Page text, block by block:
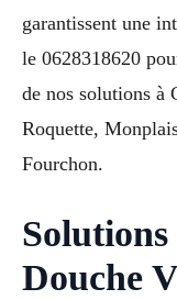
garantissent une
le 0628318620
de nos solutions à
Roquette,
Fourchon.
Douche